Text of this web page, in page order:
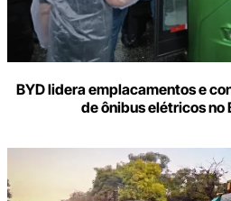
BYD lidera emplacamentos e
de ônibus elétricos no